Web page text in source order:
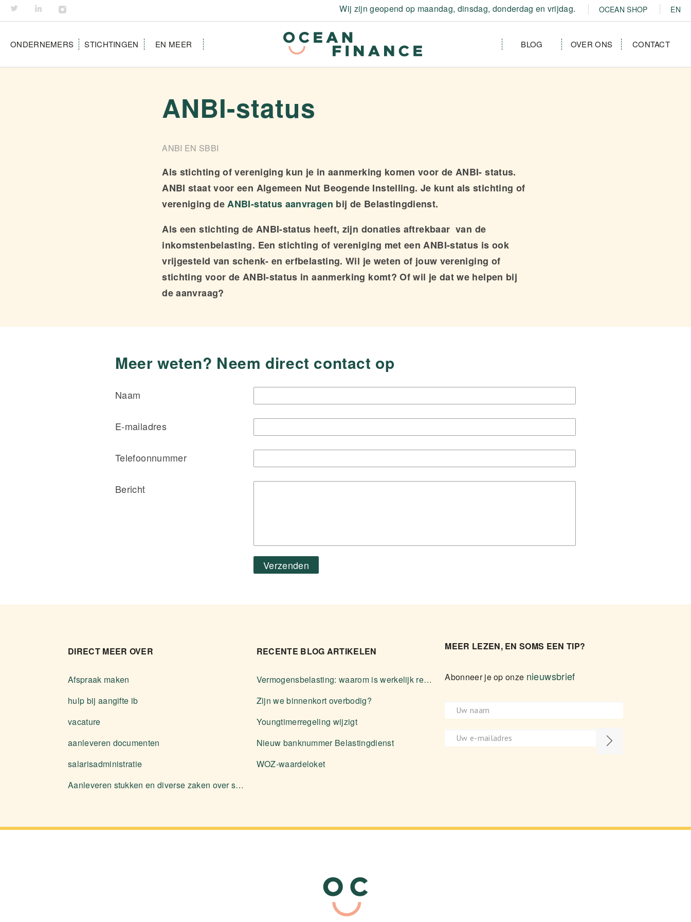
OCEAN SHOP EN
Wij zijn geopend op maandag, dinsdag, donderdag en vrijdag.
ONDERNEMERS STICHTINGEN EN MEER BLOG OVER ONS CONTACT
ANBI-status
ANBI EN SBBI
Als stichting of vereniging kun je in aanmerking komen voor de ANBI- status.
ANBI staat voor een Algemeen Nut Beogende Instelling. Je kunt als stichting of
vereniging deANBI-status aanvragen bij de Belastingdienst.
Als een stichting de ANBI-status heeft, zijn donaties aftrekbaar van de
inkomstenbelasting. Een stichting of vereniging met een ANBI-status is ook
vrijgesteld van schenk- en erfbelasting. Wil je weten of jouw vereniging of
stichting voor de ANBI-status in aanmerking komt? Of wil je dat we helpen bij
de aanvraag?
Meer weten? Neem direct contact op
Naam
E-mailadres
Telefoonnummer
Bericht
Verzenden
DIRECT MEER OVER
Afspraak maken
hulp bij aangifte ib
vacature
aanleveren documenten
salarisadministratie
Aanleveren stukken en diverse zaken over software
RECENTE BLOG ARTIKELEN
Vermogensbelasting: waarom is werkelijk rendement zelden voordeliger?
Zijn we binnenkort overbodig?
Youngtimerregeling wijzigt
Nieuw banknummer Belastingdienst
WOZ-waardeloket
MEER LEZEN, EN SOMS EEN TIP?
Abonneer je op onze nieuwsbrief